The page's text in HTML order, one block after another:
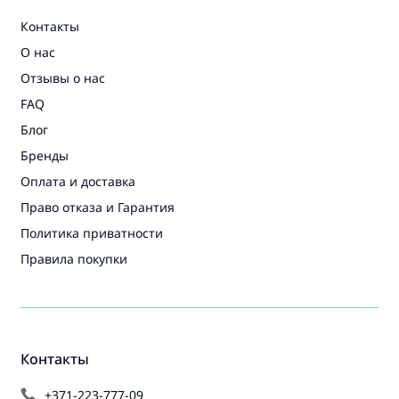
Контакты
+371-223-777-09
Контакты
О нас
Отзывы о нас
FAQ
Блог
Бренды
Оплата и доставка
Право отказа и Гарантия
Политика приватности
Правила покупки